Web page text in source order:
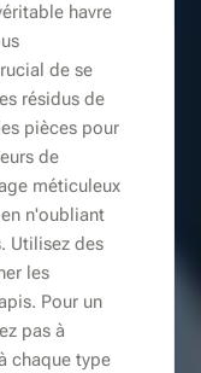
havre
de se
résidus de
pièces pour
de
méticuleux
n'oubliant
Utilisez des
les
Pour un
pas à
chaque type